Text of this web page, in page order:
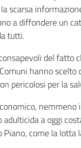
scarsa
a diffondere un
tutti.
del fatto
hanno
pericolosi per la
a oggi
Piano, come la